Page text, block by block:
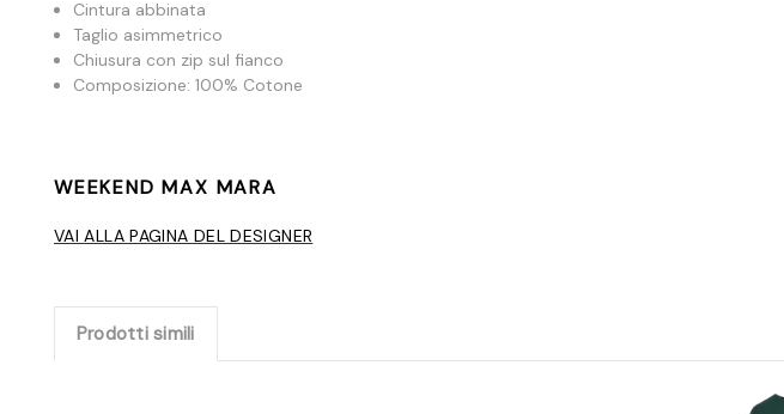
Cintura abbinata
Taglio asimmetrico
Chiusura con zip sul fianco
Composizione: 100% Cotone
WEEKEND MAX MARA
VAI ALLA PAGINA DEL DESIGNER
Prodotti simili